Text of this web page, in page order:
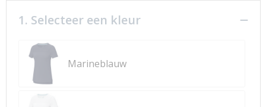
1. Selecteer een kleur
Marineblauw